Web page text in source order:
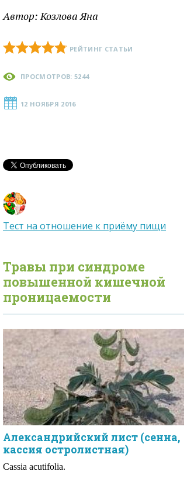
Автор:Козлова Яна
РЕЙТИНГ СТАТЬИ
ПРОСМОТРОВ: 5244
12 НОЯБРЯ 2016
Тест на отношение к приёму пищи
Травы при синдроме
повышенной кишечной
проницаемости
Александрийский лист (сенна,
кассия остролистная)
Cassia acutifolia.